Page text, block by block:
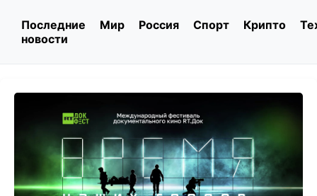
Последние
новости
Мир Россия Спорт Крипто